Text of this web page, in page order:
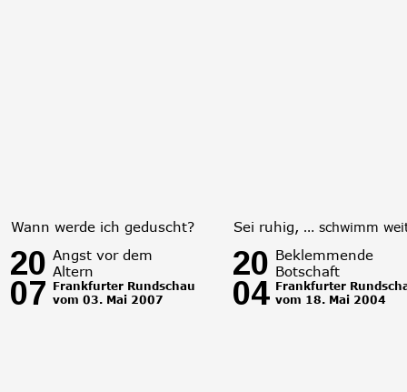
20
07
Angst vor dem
Altern
Frankfurter Rundschau
vom 03. Mai 2007
Wann werde ich geduscht?
20
04
Beklemmende
Botschaft
Frankfurter
vom 18. Mai 2004
Sei ruhig, … schwimm